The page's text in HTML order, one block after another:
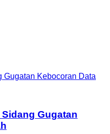
Gugatan Kebocoran Data
Gugatan